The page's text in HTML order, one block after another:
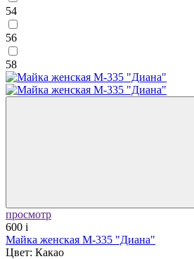
54
56
58
просмотр
600 i
Майка женская М-335 "Диана"
Цвет: Какао